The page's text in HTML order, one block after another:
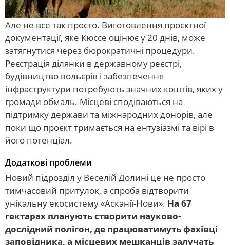
Але не все так просто. Виготовлення проєктної
документації, яке Кюссе оцінює у 20 днів, може
затягнутися через бюрократичні процедури.
Реєстрація ділянки в державному реєстрі,
будівництво вольєрів і забезпечення
інфраструктури потребують значних коштів, яких у
громади обмаль. Місцеві сподіваються на
підтримку держави та міжнародних донорів, але
поки що проєкт тримається на ентузіазмі та вірі в
його потенціал.
Додаткові проблеми
Новий підрозділ у Веселій Долині це не просто
тимчасовий притулок, а спроба відтворити
унікальну екосистему «Асканії-Нови». На 67
гектарах планують створити науково-
дослідний полігон, де працюватимуть фахівці
заповідника, а місцевих мешканців залучать